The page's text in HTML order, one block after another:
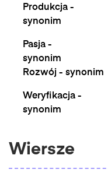
Produkcja -
synonim
Pasja -
synonim
Rozwój - synonim
Weryfikacja -
synonim
Wiersze